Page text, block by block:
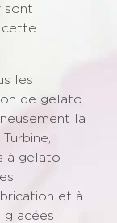
sont
cette
les
de gelato
la
à gelato
et à
glacées